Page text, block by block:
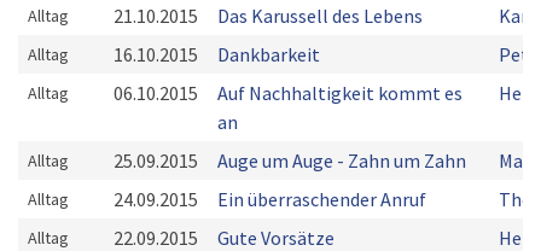
Alltag 21.10.2015 Das Karussell des Lebens
Alltag 16.10.2015 Dankbarkeit
Alltag 06.10.2015
Auf Nachhaltigkeit kommt es
an
Alltag 25.09.2015 Auge um Auge - Zahn um Zahn
Alltag 24.09.2015 Ein überraschender Anruf
Alltag 22.09.2015 Gute Vorsätze